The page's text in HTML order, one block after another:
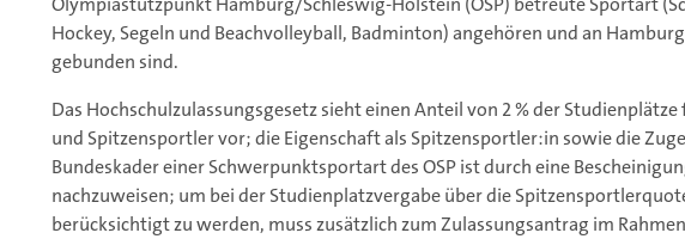
Hockey, Segeln und Beachvolleyball, Badminton) angehören und an
gebunden sind.
Das Hochschulzulassungsgesetz sieht einen Anteil von 2 % der
und Spitzensportler vor; die Eigenschaft als Spitzensportler:in sowie die
Bundeskader einer Schwerpunktsportart des OSP ist durch eine
nachzuweisen; um bei der Studienplatzvergabe über die
berücksichtigt zu werden, muss zusätzlich zum Zulassungsantrag im